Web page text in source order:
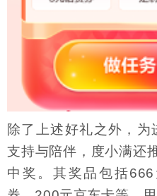
除了上述好礼之外，为
支持与陪伴，度小满还
中奖。其奖品包括